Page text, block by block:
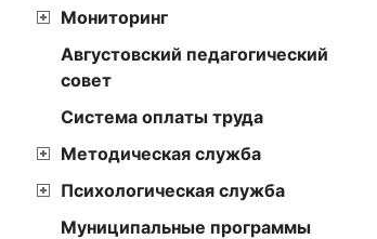
Мониторинг
Августовский педагогический
совет
Cистема оплаты труда
Методическая служба
Психологическая служба
Муниципальные программы